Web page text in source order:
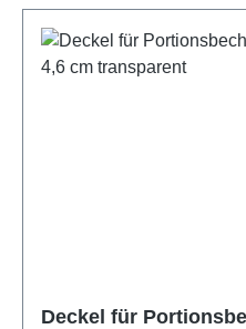
Deckel für